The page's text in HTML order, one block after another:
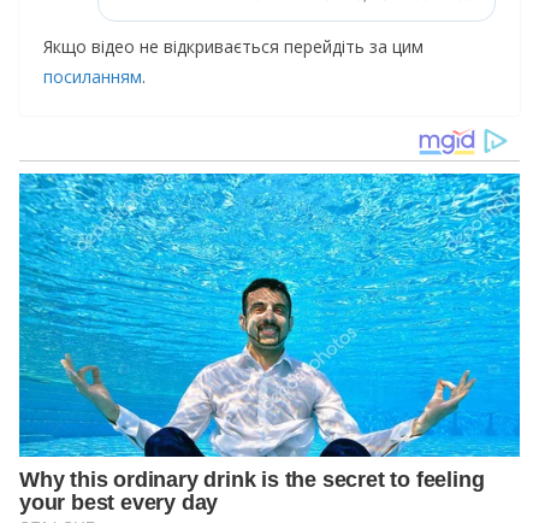
Якщо відео не відкривається перейдіть за цим
посиланням.